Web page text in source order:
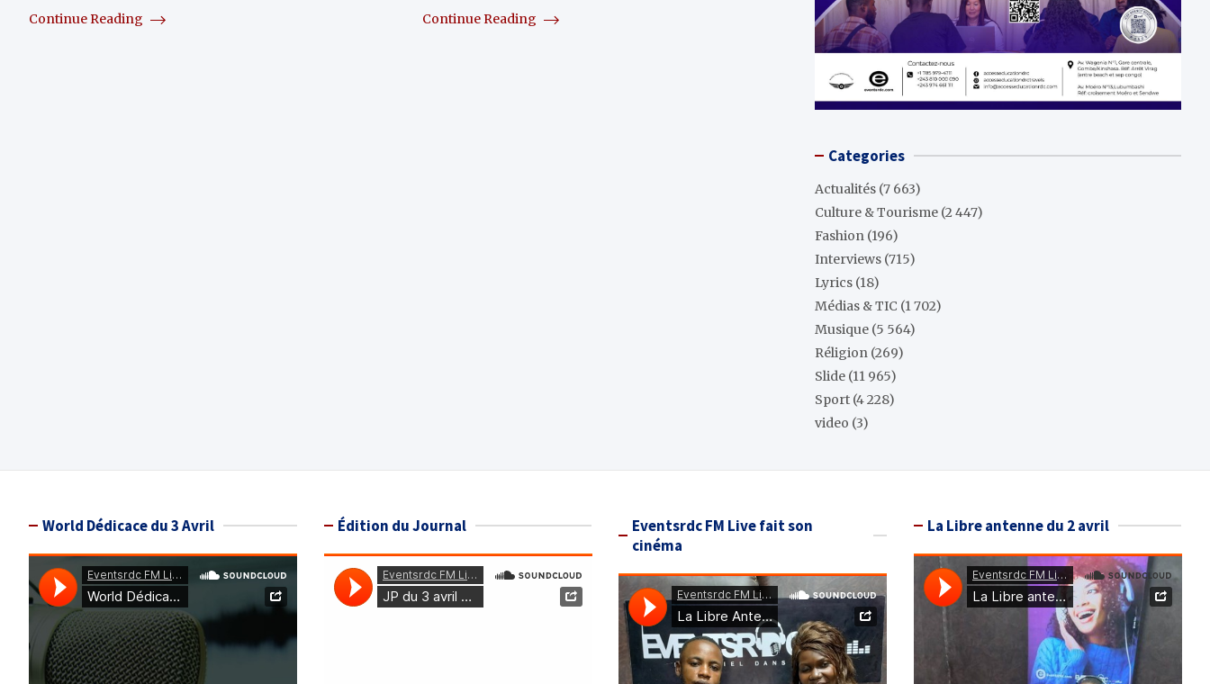
Continue Reading
Continue Reading
Categories
Actualités (7 663)
Culture & Tourisme (2 447)
Fashion (196)
Interviews (715)
Lyrics (18)
Médias & TIC (1 702)
Musique (5 564)
Réligion (269)
Slide (11 965)
Sport (4 228)
video (3)
World Dédicace du 3 Avril Édition du Journal
Eventsrdc FM Live fait son
cinéma
La Libre antenne du 2 avril